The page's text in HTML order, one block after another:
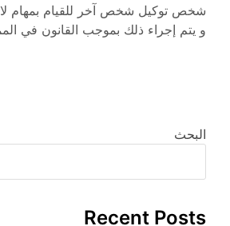
شخص توكيل شخص آخر للقيام بمهام لا
و يتم إجراء ذلك بموجب القانون في
البحث
Recent Posts